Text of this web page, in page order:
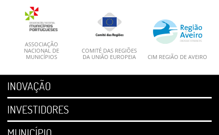
ASSOCIAÇÃO
NACIONAL DE
MUNICÍPIOS
COMITÉ DAS REGIÕES
DA UNIÃO EUROPEIA
CIM REGIÃO DE AVEIRO
INOVAÇÃO
INVESTIDORES